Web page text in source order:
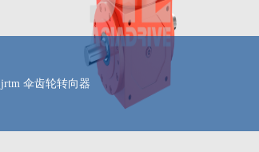
jrtm 伞齿轮转向器